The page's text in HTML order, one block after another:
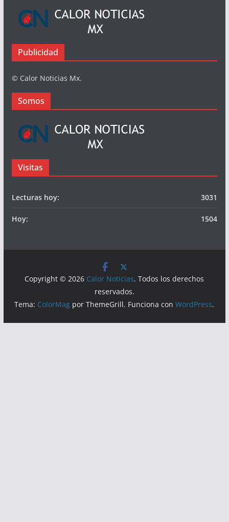
Publicidad
© Calor Noticias Mx.
Somos
Visitas
3031
Lecturas hoy:
1504
Hoy:
Copyright © 2026 Calor Noticias. Todos los derechos
reservados.
Tema: ColorMag por ThemeGrill. Funciona conWordPress.